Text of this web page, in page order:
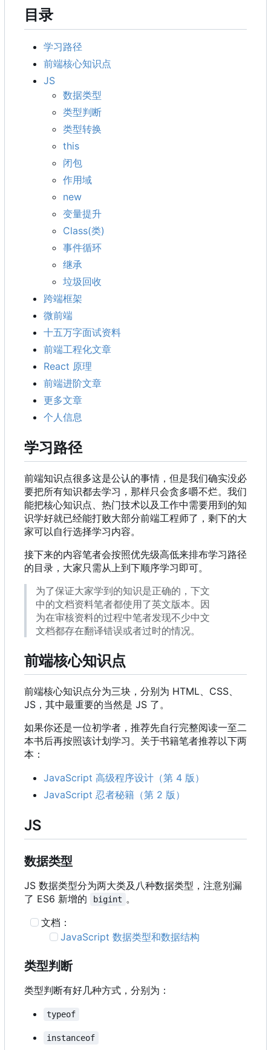
目录
学习路径
前端核心知识点
JS
数据类型
类型判断
类型转换
this
闭包
作用域
new
变量提升
Class(类)
事件循环
继承
垃圾回收
跨端框架
微前端
十五万字面试资料
前端工程化文章
React 原理
前端进阶文章
更多文章
个人信息
学习路径
前端知识点很多这是公认的事情，但是我们确实没必
要把所有知识都去学习，那样只会贪多嚼不烂。我们
能把核心知识点、热门技术以及工作中需要用到的知
识学好就已经能打败大部分前端工程师了，剩下的大
家可以自行选择学习内容。
接下来的内容笔者会按照优先级高低来排布学习路径
的目录，大家只需从上到下顺序学习即可。
为了保证大家学到的知识是正确的，下文
中的文档资料笔者都使用了英文版本。因
为在审核资料的过程中笔者发现不少中文
文档都存在翻译错误或者过时的情况。
前端核心知识点
前端核心知识点分为三块，分别为 HTML、CSS、
JS ， 其中最重要的当然是 JS 了。
如果你还是一位初学者，推荐先自行完整阅读一至二
本书后再按照该计划学习。关于书籍笔者推荐以下两
本：
JavaScript 高级程序设计（第 4 版）
JavaScript 忍者秘籍（第 2 版）
JS
数据类型
JS 数据类型分为两大类及八种数据类型，注意别漏
了 ES6 新增的
bigint 。
文档：
JavaScript 数据类型和数据结构
类型判断
类型判断有好几种方式，分别为：
typeof
instanceof